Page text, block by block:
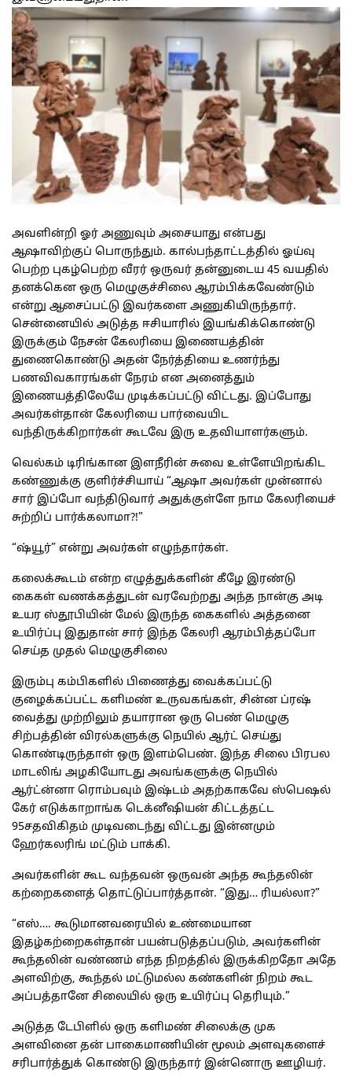
அவளின்றி ஓர் அணுவும் அசையாது என்பது
ஆஷாவிற்குப் பொருந்தும். கால்பந்தாட்டத்தில் ஓய்வு
பெற்ற புகழ்பெற்ற வீரர் ஒருவர் தன்னுடைய 45 வயதில்
தனக்கென ஒரு மெழுகுச்சிலை ஆரம்பிக்கவேண்டும்
என்று ஆசைப்பட்டு இவர்களை அணுகியிருந்தார்.
சென்னையில் அடுத்த ஈசியாரில் இயங்கிக்கொண்டு
இருக்கும் நேசன் கேலரியை இணையத்தின்
துணைகொண்டு அதன் நேர்த்தியை உணர்ந்து
பணவிவகாரங்கள் நேரம் என அனைத்தும்
இணையத்திலேயே முடிக்கப்பட்டு விட்டது. இப்போது
அவர்கள்தான் கேலரியை பார்வையிட
வந்திருக்கிறார்கள் கூடவே இரு உதவியாளர்களும்.
வெல்கம் டிரிங்கான இளநீரின் சுவை உள்ளேயிறங்கிட
கண்ணுக்கு குளிர்ச்சியாய் “ஆஷா அவர்கள் முன்னால்
சார் இப்போ வந்திடுவார் அதுக்குள்ளே நாம கேலரியைச்
சுற்றிப் பார்க்கலாமா?!”
“ஷ்யூர்” என்று அவர்கள் எழுந்தார்கள்.
கலைக்கூடம் என்ற எழுத்துக்களின் கீழே இரண்டு
கைகள் வணக்கத்துடன் வரவேற்றது அந்த நான்கு அடி
உயர ஸ்தூபியின் மேல் இருந்த கைகளில் அத்தனை
உயிர்ப்பு இதுதான் சார் இந்த கேலரி ஆரம்பித்தப்போ
செய்த முதல் மெழுகுசிலை
இரும்பு கம்பிகளில் பிணைத்து வைக்கப்பட்டு
குழைக்கப்பட்ட களிமண் உருவகங்கள், சின்ன ப்ரஷ்
வைத்து முற்றிலும் தயாரான ஒரு பெண் மெழுகு
சிற்பத்தின் விரல்களுக்கு நெயில் ஆர்ட் செய்து
கொண்டிருந்தாள் ஒரு இளம்பெண். இந்த சிலை பிரபல
மாடலிங் அழகியோடது அவங்களுக்கு நெயில்
ஆர்ட்ன்னா ரொம்பவும் இஷ்டம் அதற்காகவே ஸ்பெஷல்
கேர் எடுக்காறாங்க டெக்னீஷியன் கிட்டத்தட்ட
95சதவிகிதம் முடிவடைந்து விட்டது இன்னமும்
ஹேர்கலரிங் மட்டும் பாக்கி.
அவர்களின் கூட வந்தவன் ஒருவன் அந்த கூந்தலின்
கற்றைகளைத் தொட்டுப்பார்த்தான். “இது… ரியல்லா?”
“எஸ்…. கூடுமானவரையில் உண்மையான
இதழ்கற்றைகள்தான் பயன்படுத்தப்படும், அவர்களின்
கூந்தலின் வண்ணம் எந்த நிறத்தில் இருக்கிறதோ அதே
அளவிற்கு, கூந்தல் மட்டுமல்ல கண்களின் நிறம் கூட
அப்பத்தானே சிலையில் ஒரு உயிர்ப்பு தெரியும்.”
அடுத்த டேபிளில் ஒரு களிமண் சிலைக்கு முக
அளவினை தன் பாகைமாணியின் மூலம் அளவுகளைச்
சரிபார்த்துக் கொண்டு இருந்தார் இன்னொரு ஊழியர்.